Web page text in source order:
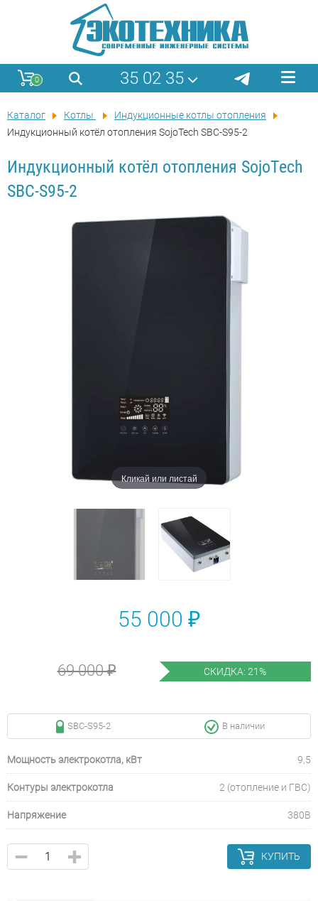
0 35 02 35
Каталог Котлы
Индукционные котлы отопления
Индукционный котёл отопления SojoTech SBC-S95-2
Индукционный котёл отопления SojoTech
SBC-S95-2
Кликай или листай
55 000 ₽
69 000 ₽ СКИДКА: 21%
SBC-S95-2 В наличии
Мощность электрокотла, кВт 9,5
Контуры электрокотла 2 (отопление и ГВС)
Напряжение 380В
КУПИТЬ